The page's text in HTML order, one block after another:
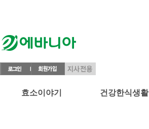
효소이야기 건강한식생활